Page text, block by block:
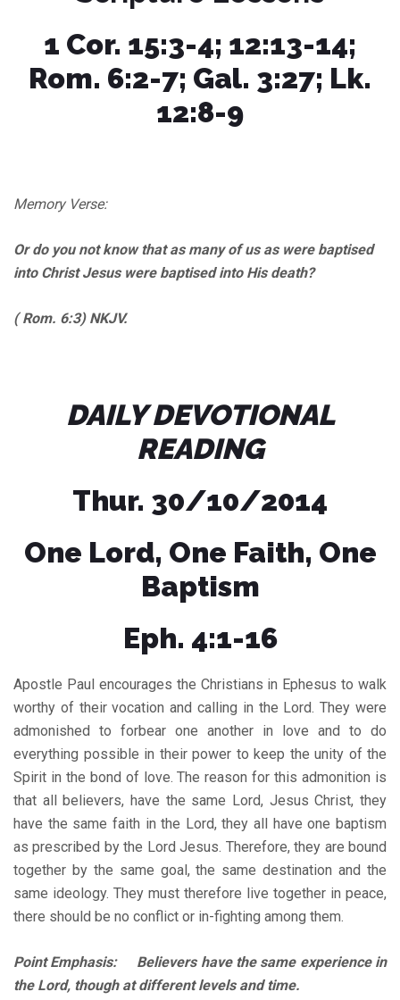
1 Cor. 15:3-4; 12:13-14;
Rom. 6:2-7; Gal. 3:27; Lk.
12:8-9
Memory Verse:
Or do you not know that as many of us as were baptised
into Christ Jesus were baptised into His death?
( Rom. 6:3) NKJV.
DAILY DEVOTIONAL
READING
Thur. 30/10/2014
One Lord, One Faith, One
Baptism
Eph. 4:1-16
Apostle Paul encourages the Christians in Ephesus to walk
worthy of their vocation and calling in the Lord. They were
admonished to forbear one another in love and to do
everything possible in their power to keep the unity of the
Spirit in the bond of love. The reason for this admonition is
that all believers, have the same Lord, Jesus Christ, they
have the same faith in the Lord, they all have one baptism
as prescribed by the Lord Jesus. Therefore, they are bound
together by the same goal, the same destination and the
same ideology. They must therefore live together in peace,
there should be no conflict or in-fighting among them.
Point Emphasis: Believers have the same experience in
the Lord, though at different levels and time.